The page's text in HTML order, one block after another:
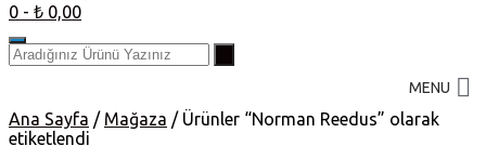
0 - ₺ 0,00
MENU
Ana Sayfa / Mağaza / Ürünler “Norman Reedus” olarak
etiketlendi